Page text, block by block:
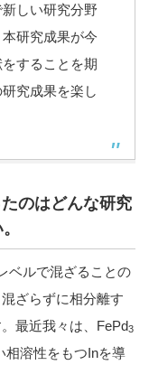
しい研究分野
研究成果が今
することを期
究成果を楽し
のはどんな研究
ベルで混ざることの
ざらずに相分離す
最近我々は、FePd3
相溶性をもつInを導